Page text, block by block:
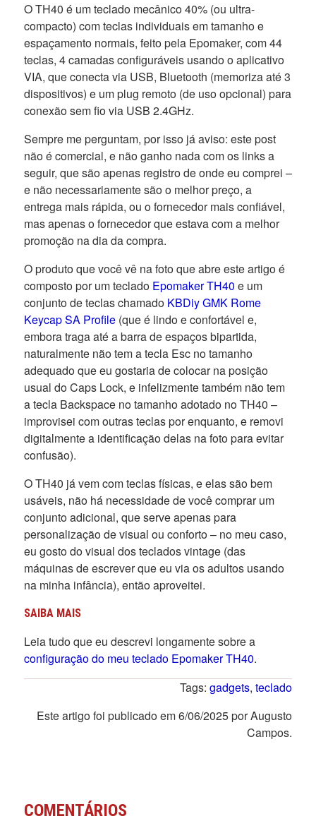
O TH40 é um teclado mecânico 40% (ou ultra-
compacto) com teclas individuais em tamanho e
espaçamento normais, feito pela Epomaker, com 44
teclas, 4 camadas configuráveis usando o aplicativo
VIA, que conecta via USB, Bluetooth (memoriza até 3
dispositivos) e um plug remoto (de uso opcional) para
conexão sem fio via USB 2.4GHz.
Sempre me perguntam, por isso já aviso: este post
não é comercial, e não ganho nada com os links a
seguir, que são apenas registro de onde eu comprei –
e não necessariamente são o melhor preço, a
entrega mais rápida, ou o fornecedor mais confiável,
mas apenas o fornecedor que estava com a melhor
promoção na dia da compra.
O produto que você vê na foto que abre este artigo é
composto por um teclado Epomaker TH40 e um
conjunto de teclas chamado KBDiy GMK Rome
Keycap SA Profile(que é lindo e confortável e,
embora traga até a barra de espaços bipartida,
naturalmente não tem a tecla Esc no tamanho
adequado que eu gostaria de colocar na posição
usual do Caps Lock, e infelizmente também não tem
a tecla Backspace no tamanho adotado no TH40 –
improvisei com outras teclas por enquanto, e removi
digitalmente a identificação delas na foto para evitar
confusão).
O TH40 já vem com teclas físicas, e elas são bem
usáveis, não há necessidade de você comprar um
conjunto adicional, que serve apenas para
personalização de visual ou conforto – no meu caso,
eu gosto do visual dos teclados vintage (das
máquinas de escrever que eu via os adultos usando
na minha infância), então aproveitei.
SAIBA MAIS
Leia tudo que eu descrevi longamente sobre a
configuração do meu teclado Epomaker TH40.
Tags:gadgets,teclado
Este artigo foi publicado em 6/06/2025 por Augusto
Campos.
COMENTÁRIOS